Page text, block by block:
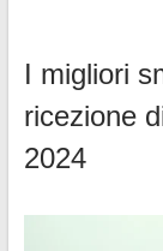
I migliori
ricezione
2024